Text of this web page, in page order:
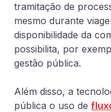
tramitação de
mesmo durante
disponibilidade da
possibilita, por
gestão pública.
Além disso, a
pública o uso de